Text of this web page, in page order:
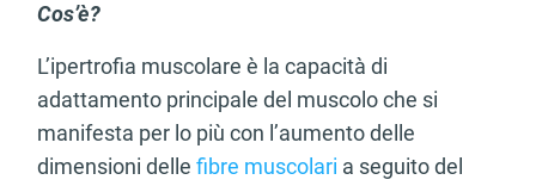
Cos’è?
L’ipertrofia muscolare è la capacità di
adattamento principale del muscolo che si
manifesta per lo più con l’aumento delle
dimensioni delle fibre muscolari a seguito del